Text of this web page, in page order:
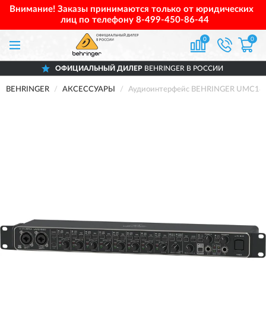
Внимание! Заказы принимаются только от юридических
лиц по телефону 8-499-450-86-44
0 0
ОФИЦИАЛЬНЫЙ ДИЛЕР BEHRINGER В РОССИИ
BEHRINGER АКСЕССУАРЫ Аудиоинтерфейс BEHRINGER